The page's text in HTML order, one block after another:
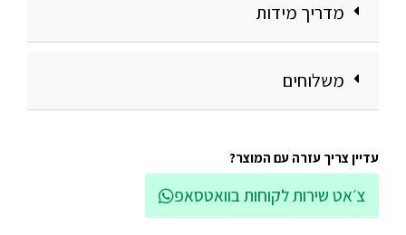
מדריך מידות
משלוחים
עדיין צריך עזרה עם המוצר?
צ׳אט שירות לקוחות בוואטסאפ